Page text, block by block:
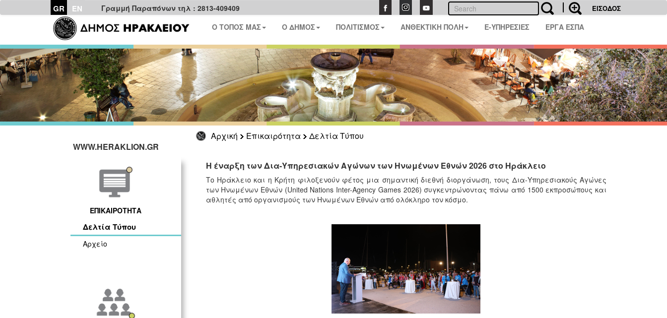
GR EN Γραμμή Παραπόνων τηλ : 2813-409409 ΕΙΣΟΔΟΣ
Ο ΤΟΠΟΣ ΜΑΣ Ο ΔΗΜΟΣ ΠΟΛΙΤΙΣΜΟΣ ΑΝΘΕΚΤΙΚΗ ΠΟΛΗ E-ΥΠΗΡΕΣΙΕΣ ΕΡΓΑ ΕΣΠΑ
Αρχική Επικαιρότητα
Δελτία Τύπου
WWW.HERAKLION.GR
ΕΠΙΚΑΙΡΟΤΗΤΑ
Δελτία Τύπου
Αρχείο
Η έναρξη των Δια-Υπηρεσιακών Αγώνων των Ηνωμένων Εθνών 2026 στο Ηράκλειο
Το Ηράκλειο και η Κρήτη φιλοξενούν φέτος μια σημαντική διεθνή διοργάνωση, τους Δια-Υπηρεσιακούς Αγώνες
των Ηνωμένων Εθνών (United Nations Inter-Agency Games 2026) συγκεντρώνοντας πάνω από 1500 εκπροσώπους και
αθλητές από οργανισμούς των Ηνωμένων Εθνών από ολόκληρο τον κόσμο.